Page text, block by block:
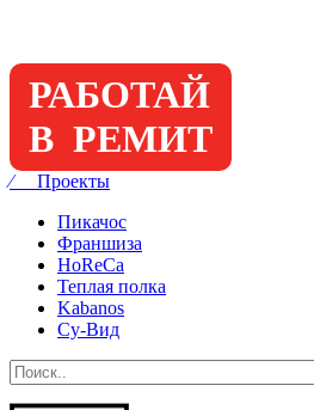
РАБОТАЙ
В РЕМИТ
⁄ Проекты
Пикачос
Франшиза
HoReCa
Теплая полка
Kabanos
Су-Вид